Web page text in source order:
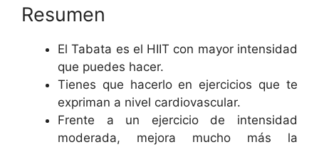
Resumen
El Tabata es el HIIT con mayor intensidad
que puedes hacer.
Tienes que hacerlo en ejercicios que te
expriman a nivel cardiovascular.
Frente a un ejercicio de intensidad
moderada, mejora mucho más la